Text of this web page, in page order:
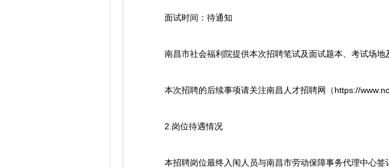
面试时间：待通知
南昌市社会福利院提供本次招聘笔试及面试题本、考试场地
本次招聘的后续事项请关注南昌人才招聘网（https://
2.岗位待遇情况
本招聘岗位最终入闱人员与南昌市劳动保障事务代理中心签